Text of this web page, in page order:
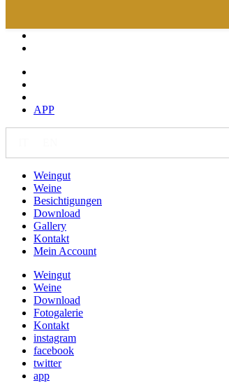
APP
Weingut
Weine
Besichtigungen
Download
Gallery
Kontakt
Mein Account
Weingut
Weine
Download
Fotogalerie
Kontakt
instagram
facebook
twitter
app